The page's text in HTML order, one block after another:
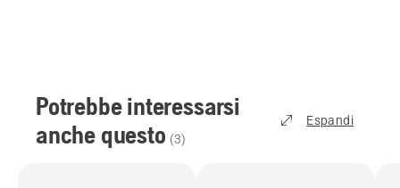
Potrebbe interessarsi
anche questo (3)
Espandi